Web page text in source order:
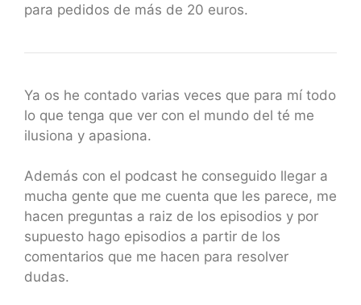
para pedidos de más de 20 euros.
Ya os he contado varias veces que para mí todo
lo que tenga que ver con el mundo del té me
ilusiona y apasiona.
Además con el podcast he conseguido llegar a
mucha gente que me cuenta que les parece, me
hacen preguntas a raiz de los episodios y por
supuesto hago episodios a partir de los
comentarios que me hacen para resolver
dudas.